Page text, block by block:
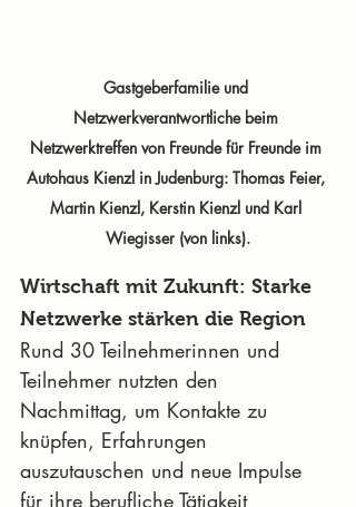
Gastgeberfamilie und
Netzwerkverantwortliche beim
Netzwerktreffen von Freunde für Freunde im
Autohaus Kienzl in Judenburg: Thomas Feier,
Martin Kienzl, Kerstin Kienzl und Karl
Wiegisser (von links).
Wirtschaft mit Zukunft: Starke
Netzwerke stärken die Region
Rund 30 Teilnehmerinnen und
Teilnehmer nutzten den
Nachmittag, um Kontakte zu
knüpfen, Erfahrungen
auszutauschen und neue Impulse
für ihre berufliche Tätigkeit